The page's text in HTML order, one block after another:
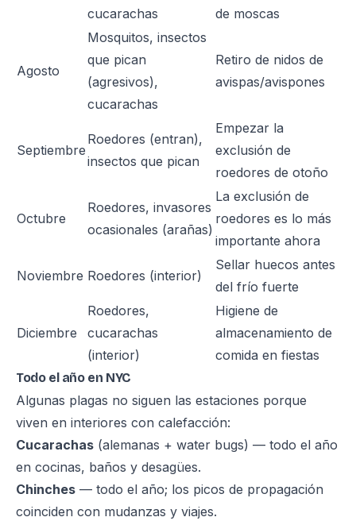
cucarachas
de moscas
Agosto
Mosquitos, insectos
que pican
(agresivos),
cucarachas
Retiro de nidos de
avispas/avispones
Septiembre
Roedores (entran),
insectos que pican
Empezar la
exclusión de
roedores de otoño
Octubre
Roedores, invasores
ocasionales (arañas)
La exclusión de
roedores es lo más
importante ahora
Noviembre Roedores (interior)
Sellar huecos antes
del frío fuerte
Diciembre
Roedores,
cucarachas
(interior)
Higiene de
almacenamiento de
comida en fiestas
Todo el año en NYC
Algunas plagas no siguen las estaciones porque
viven en interiores con calefacción:
Cucarachas (alemanas + water bugs) — todo el año
en cocinas, baños y desagües.
Chinches — todo el año; los picos de propagación
coinciden con mudanzas y viajes.